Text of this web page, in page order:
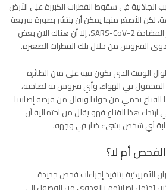
الجاذبية في سقوط القطرات الكبيرة على الأرض
لكن الأصغر منها يمكن أن ينتشر بصورة سريعة
في الهواء، ورغم تطور الفلاتر المضادة SARS-CoV-2، إلا أن هناك الآن بعض
الفيروس من خلال تلك القطرات الصغيرة.
الوقت الذي نكون فيه على متن الطائرة
في الهواء، وأي فيروس به لصاحبه،
القناع يحمي من حولنا ويقلل من فرصة إصابتنا
ارتداء هذا القناع فهو يقلل من احتمالية أن
أي شخص بشيء ضار في وجهه.
أم لا؟
الأمريكية بتنفيذ إجراءات فحص جديدة